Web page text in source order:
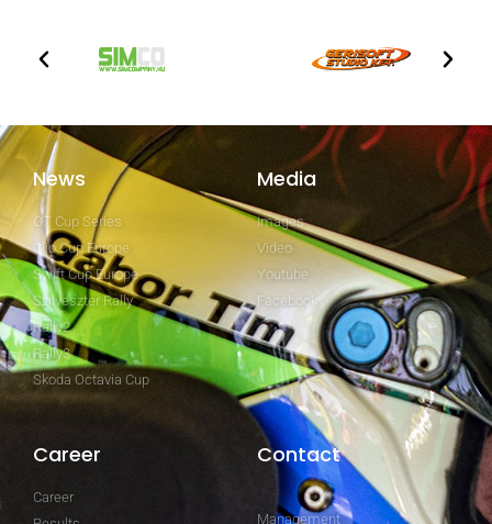
News
GT Cup Series
Clio Cup Europe
Swift Cup Europe
Szilveszter Rally
Rally2
Rally3
Skoda Octavia Cup
Media
Images
Video
Youtube
Facebook
Career
Career
Contact
Management